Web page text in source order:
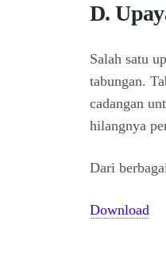
D.
Salah satu
tabungan.
cadangan
hilangnya
Dari
Download